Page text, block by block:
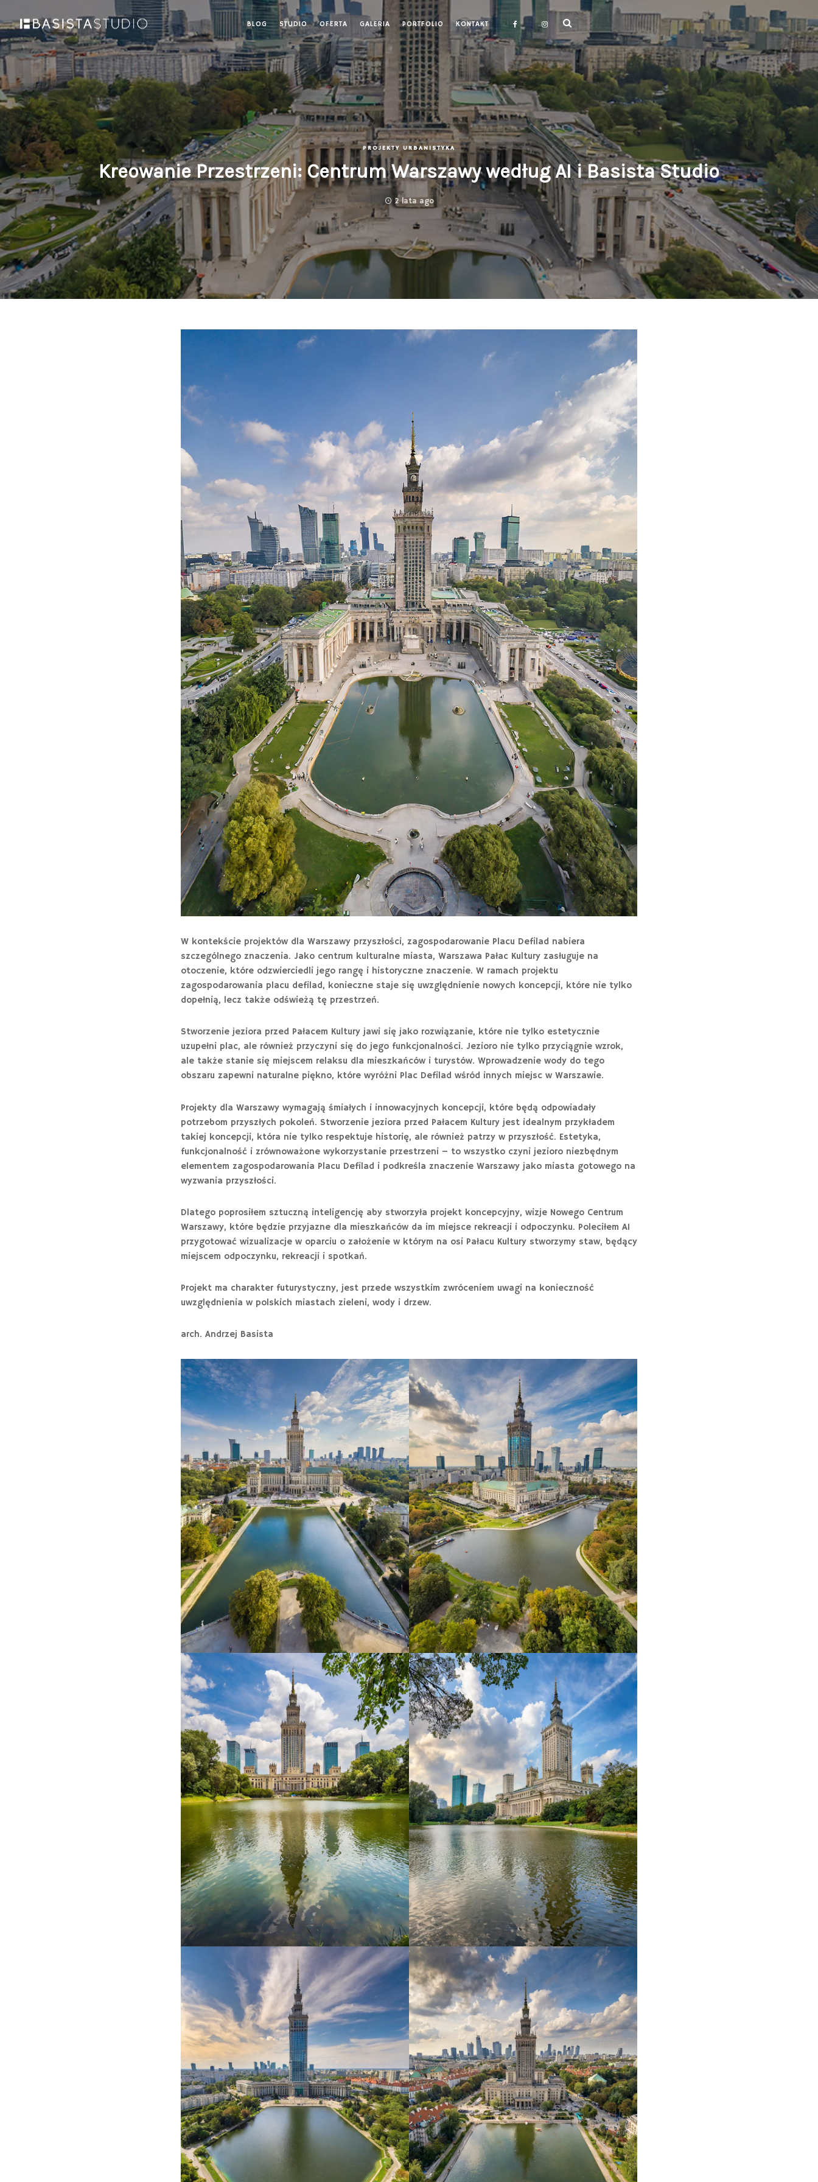
BLOG STUDIO OFERTA GALERIA PORTFOLIO KONTAKT
PROJEKTY URBANISTYKA
Kreowanie Przestrzeni: Centrum Warszawy według AI i Basista Studio
2 lata ago
W kontekście projektów dla Warszawy przyszłości, zagospodarowanie Placu Defilad nabiera
szczególnego znaczenia. Jako centrum kulturalne miasta, Warszawa Pałac Kultury zasługuje na
otoczenie, które odzwierciedli jego rangę i historyczne znaczenie. W ramach projektu
zagospodarowania placu defilad, konieczne staje się uwzględnienie nowych koncepcji, które nie tylko
dopełnią, lecz także odświeżą tę przestrzeń.
Stworzenie jeziora przed Pałacem Kultury jawi się jako rozwiązanie, które nie tylko estetycznie
uzupełni plac, ale również przyczyni się do jego funkcjonalności. Jezioro nie tylko przyciągnie wzrok,
ale także stanie się miejscem relaksu dla mieszkańców i turystów. Wprowadzenie wody do tego
obszaru zapewni naturalne piękno, które wyróżni Plac Defilad wśród innych miejsc w Warszawie.
Projekty dla Warszawy wymagają śmiałych i innowacyjnych koncepcji, które będą odpowiadały
potrzebom przyszłych pokoleń. Stworzenie jeziora przed Pałacem Kultury jest idealnym przykładem
takiej koncepcji, która nie tylko respektuje historię, ale również patrzy w przyszłość. Estetyka,
funkcjonalność i zrównoważone wykorzystanie przestrzeni – to wszystko czyni jezioro niezbędnym
elementem zagospodarowania Placu Defilad i podkreśla znaczenie Warszawy jako miasta gotowego na
wyzwania przyszłości.
Dlatego poprosiłem sztuczną inteligencję aby stworzyła projekt koncepcyjny, wizje Nowego Centrum
Warszawy, które będzie przyjazne dla mieszkańców da im miejsce rekreacji i odpoczynku. Poleciłem AI
przygotować wizualizacje w oparciu o założenie w którym na osi Pałacu Kultury stworzymy staw, będący
miejscem odpoczynku, rekreacji i spotkań.
Projekt ma charakter futurystyczny, jest przede wszystkim zwróceniem uwagi na konieczność
uwzględnienia w polskich miastach zieleni, wody i drzew.
arch. Andrzej Basista